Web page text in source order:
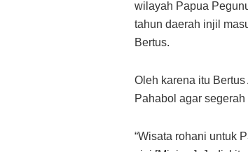
wilayah Papua
tahun daerah injil
Bertus.
Oleh karena itu
Pahabol agar
“Wisata rohani untuk